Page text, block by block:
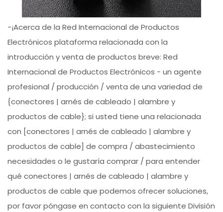
-¡Acerca de la Red Internacional de Productos
Electrónicos plataforma relacionada con la
introducción y venta de productos breve: Red
Internacional de Productos Electrónicos - un agente
profesional / producción / venta de una variedad de
{conectores | arnés de cableado | alambre y
productos de cable}; si usted tiene una relacionada
con [conectores | arnés de cableado | alambre y
productos de cable] de compra / abastecimiento
necesidades o le gustaría comprar / para entender
qué conectores | arnés de cableado | alambre y
productos de cable que podemos ofrecer soluciones,
por favor póngase en contacto con la siguiente División